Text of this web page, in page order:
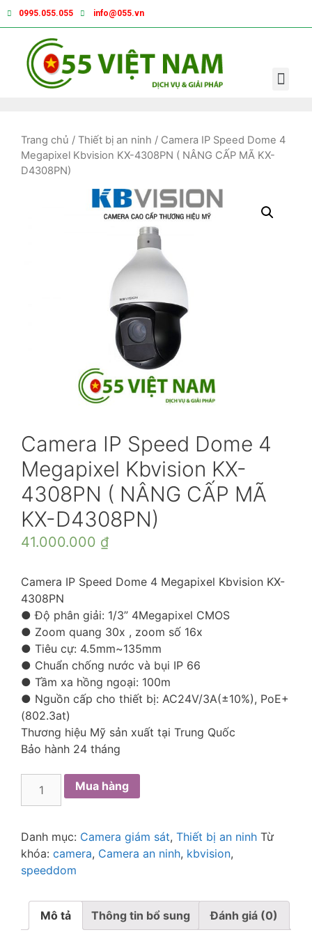
0995.055.055 info@055.vn
Trang chủ / Thiết bị an ninh / Camera IP Speed Dome 4
Megapixel Kbvision KX-4308PN ( NÂNG CẤP MÃ KX-
D4308PN)
Camera IP Speed Dome 4
Megapixel Kbvision KX-
4308PN ( NÂNG CẤP MÃ
KX-D4308PN)
41.000.000 ₫
Camera IP Speed Dome 4 Megapixel Kbvision KX-
4308PN
● Độ phân giải: 1/3” 4Megapixel CMOS
● Zoom quang 30x , zoom số 16x
● Tiêu cự: 4.5mm~135mm
● Chuẩn chống nước và bụi IP 66
● Tầm xa hồng ngoại: 100m
● Nguồn cấp cho thiết bị: AC24V/3A(±10%), PoE+
(802.3at)
Thương hiệu Mỹ sản xuất tại Trung Quốc
Bảo hành 24 tháng
Mua hàng
Danh mục: Camera giám sát, Thiết bị an ninh Từ
khóa: camera, Camera an ninh, kbvision,
speeddom
Mô tả Thông tin bổ sung Đánh giá (0)